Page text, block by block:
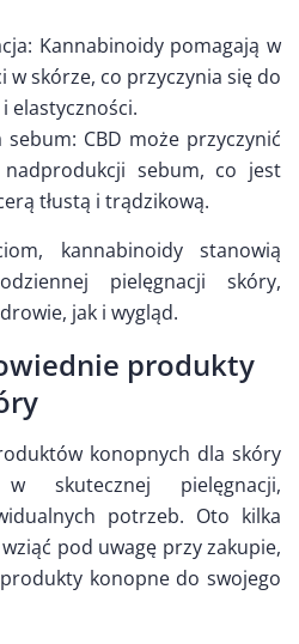
Kannabinoidy pomagają w
skórze, co przyczynia się do
elastyczności.
sebum: CBD może przyczynić
sebum, co jest
tłustą i trądzikową.
kannabinoidy stanowią
pielęgnacji skóry,
jak i wygląd.
produkty
konopnych dla skóry
skutecznej pielęgnacji,
potrzeb. Oto kilka
pod uwagę przy zakupie,
konopne do swojego